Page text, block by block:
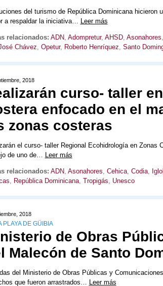
del turismo de República Dominicana hicieron
a respaldar la iniciativa… Leer más
relacionados: ADN, Adompretur, AHSD, Asonahores,
Chávez, Opetur, Roberto Henríquez, Santo
2018
curso- taller
enfocado en el
zonas costeras
el curso- taller Regional Ecohidrología en Zonas
de uno de… Leer más
relacionados: ADN, Asonahores, Cehica, Codia,
, República Dominicana, Tropigás, Unesco
2018
PLAYA DE GÜIBIA
de Obras
Malecón de Santo
del Ministerio de Obras Públicas y
que fueron arrastrados… Leer más